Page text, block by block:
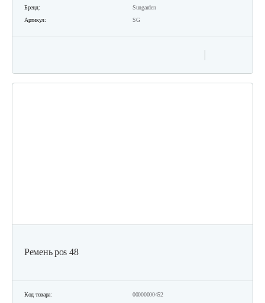
Бренд:
Sungarden
Артикул:
SG
Ремень pos 48
Код товара:
00000000452